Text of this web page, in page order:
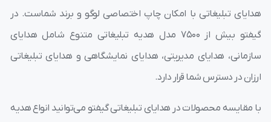
هدایای تبلیغاتی با امکان چاپ اختصاصی لوگو و برند شماست. در
گیفتو بیش از ۷۵۰۰ مدل هدیه تبلیغاتی متنوع شامل هدایای
سازمانی، هدایای مدیریتی، هدایای نمایشگاهی و هدایای تبلیغاتی
ارزان در دسترس شما قرار دارد.
با مقایسه محصولات در هدایای تبلیغاتی گیفتو می‌توانید انواع هدیه